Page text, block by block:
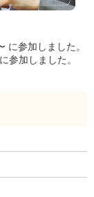
参加しました。
参加しました。